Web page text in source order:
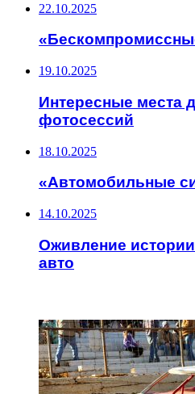
22.10.2025
19.10.2025
Интересные места
фотосессий
18.10.2025
«Автомобильные
14.10.2025
Оживление
авто